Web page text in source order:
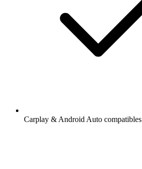
Carplay & Android Auto compatibles